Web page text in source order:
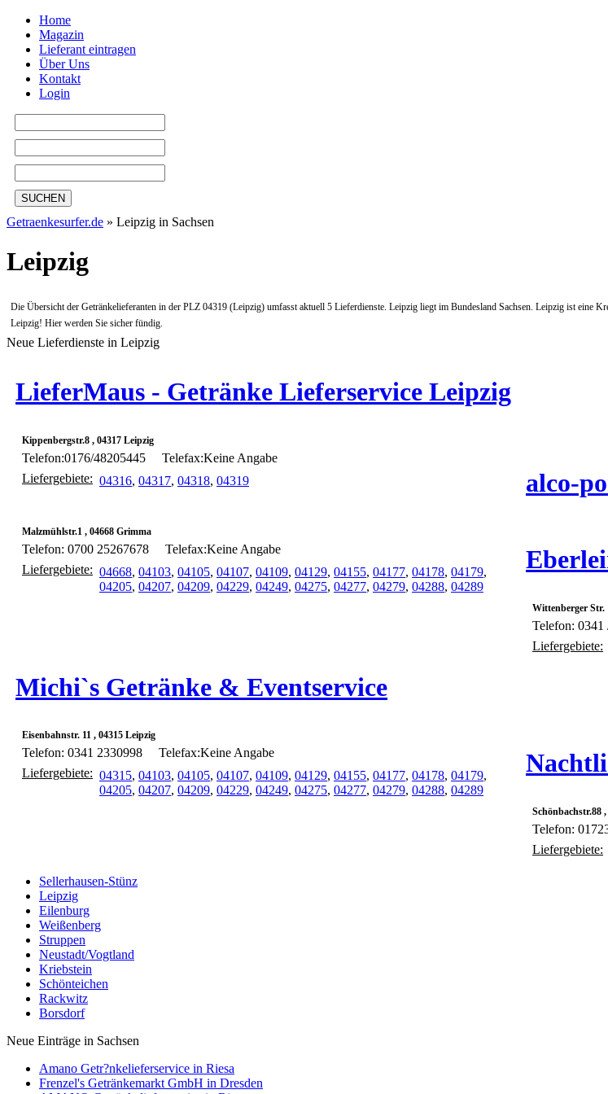
Home
Magazin
Lieferant eintragen
Über Uns
Kontakt
Login
SUCHEN
Getraenkesurfer.de » Leipzig in Sachsen
Leipzig
Die Übersicht der Getränkelieferanten in der PLZ 04319 (Leipzig) umfasst aktuell 5 Lieferdienste. Leipzig liegt im Bundesland Sachsen. Leipzig ist eine
Leipzig! Hier werden Sie sicher fündig.
Neue Lieferdienste in Leipzig
LieferMaus - Getränke Lieferservice Leipzig
Kippenbergstr.8 , 04317 Leipzig
Telefon:0176/48205445
Telefax:Keine Angabe
Liefergebiete: 04316, 04317, 04318, 04319 alco-
Malzmühlstr.1 , 04668 Grimma
Telefon: 0700 25267678
Telefax:Keine Angabe
Liefergebiete: 04668, 04103, 04105, 04107, 04109, 04129, 04155, 04177, 04178, 04179,
04205, 04207, 04209, 04229, 04249, 04275, 04277, 04279, 04288, 04289
Wittenberger Str.
Telefon: 0341
Liefergebiete:
Michi`s Getränke & Eventservice
Eisenbahnstr. 11 , 04315 Leipzig
Telefon: 0341 2330998
Telefax:Keine Angabe
Liefergebiete: 04315, 04103, 04105, 04107, 04109, 04129, 04155, 04177, 04178, 04179,
04205, 04207, 04209, 04229, 04249, 04275, 04277, 04279, 04288, 04289
Schönbachstr.88
Telefon:
Liefergebiete:
Sellerhausen-Stünz
Leipzig
Eilenburg
Weißenberg
Struppen
Neustadt/Vogtland
Kriebstein
Schönteichen
Rackwitz
Borsdorf
Neue Einträge in Sachsen
Amano Getr?nkelieferservice in Riesa
Frenzel's Getränkemarkt GmbH in Dresden